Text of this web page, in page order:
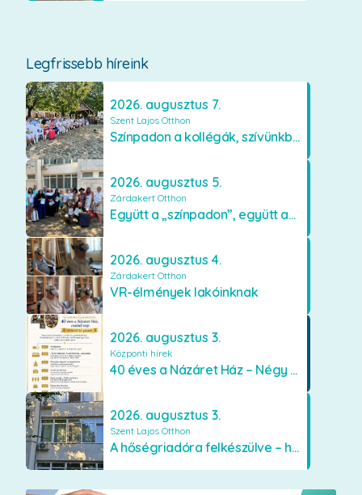
Legfrissebb híreink
2026. augusztus 7.
Szent Lajos Otthon
Színpadon a kollégák, szívünkben a lakók
2026. augusztus 5.
Zárdakert Otthon
Együtt a „színpadon”, együtt az élményekért 🎭✨
2026. augusztus 4.
Zárdakert Otthon
VR-élmények lakóinknak
2026. augusztus 3.
Központi hírek
40 éves a Názáret Ház – Négy évtized szeretetben és gondoskodásban
2026. augusztus 3.
Szent Lajos Otthon
A hőségriadóra felkészülve – hűsítő fejlesztések a Szent Lajos Otthonban